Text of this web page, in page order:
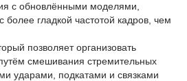
с обновлёнными моделями,
гладкой частотой кадров, чем
позволяет организовать
смешивания стремительных
ударами, подкатами и связками